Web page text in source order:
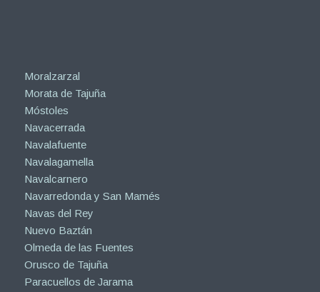
Moralzarzal
Morata de Tajuña
Móstoles
Navacerrada
Navalafuente
Navalagamella
Navalcarnero
Navarredonda y San Mamés
Navas del Rey
Nuevo Baztán
Olmeda de las Fuentes
Orusco de Tajuña
Paracuellos de Jarama